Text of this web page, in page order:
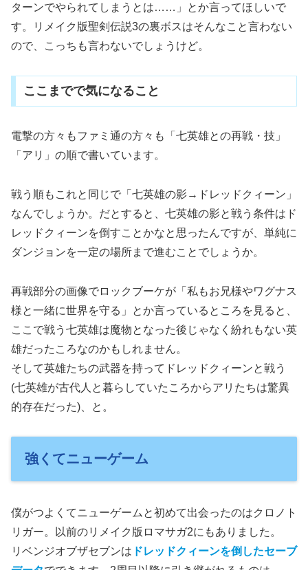
ターンでやられてしまうとは……」とか言ってほしいで
す。リメイク版聖剣伝説3の裏ボスはそんなこと言わない
ので、こっちも言わないでしょうけど。
ここまでで気になること
電撃の方々もファミ通の方々も「七英雄との再戦・技」
「アリ」の順で書いています。
戦う順もこれと同じで「七英雄の影→ドレッドクィーン」
なんでしょうか。だとすると、七英雄の影と戦う条件はド
レッドクィーンを倒すことかなと思ったんですが、単純に
ダンジョンを一定の場所まで進むことでしょうか。
再戦部分の画像でロックブーケが「私もお兄様やワグナス
様と一緒に世界を守る」とか言っているところを見ると、
ここで戦う七英雄は魔物となった後じゃなく紛れもない英
雄だったころなのかもしれません。
そして英雄たちの武器を持ってドレッドクィーンと戦う
(七英雄が古代人と暮らしていたころからアリたちは驚異
的存在だった)、と。
強くてニューゲーム
僕がつよくてニューゲームと初めて出会ったのはクロノト
リガー。以前のリメイク版ロマサガ2にもありました。
リベンジオブザセブンは ドレッドクィーンを倒したセーブ